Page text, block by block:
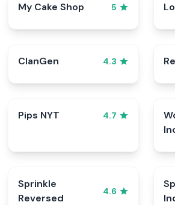
My Cake Shop 5
ClanGen 4.3
Pips NYT 4.7
Sprinkle
Reversed
4.6